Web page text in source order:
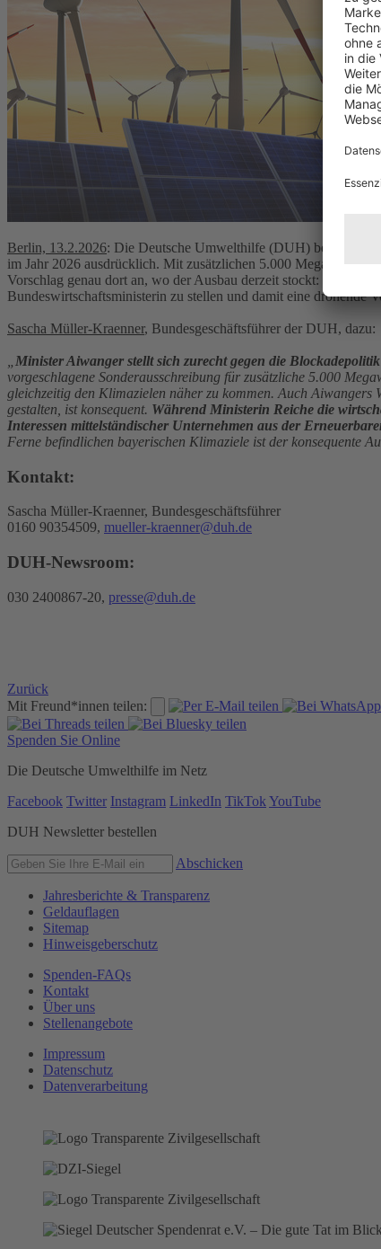
Berlin, 13.2.2026: Die Deutsche Umwelthilfe (DUH) begrüßt
im Jahr 2026 ausdrücklich. Mit zusätzlichen 5.000 Megawatt
Vorschlag genau dort an, wo der Ausbau derzeit stockt: bei der
Bundeswirtschaftsministerin zu stellen und damit eine drohende
Sascha Müller-Kraenner, Bundesgeschäftsführer der DUH, dazu:
Minister Aiwanger stellt sich zurecht gegen die
vorgeschlagene Sonderausschreibung für zusätzliche 5.000
gleichzeitig den Klimazielen näher zu kommen. Auch Aiwangers
gestalten, ist konsequent. Während Ministerin Reiche die
Interessen mittelständischer Unternehmen aus der
Ferne befindlichen bayerischen Klimaziele ist der konsequente
Kontakt:
Sascha Müller-Kraenner, Bundesgeschäftsführer
0160 90354509, mueller-kraenner@duh.de
DUH-Newsroom:
030 2400867-20, presse@duh.de
Zurück
Mit Freund*innen teilen:
Spenden Sie Online
Die Deutsche Umwelthilfe im Netz
Facebook Twitter Instagram LinkedIn TikTok YouTube
DUH Newsletter bestellen
Abschicken
Jahresberichte & Transparenz
Geldauflagen
Sitemap
Hinweisgeberschutz
Spenden-FAQs
Kontakt
Über uns
Stellenangebote
Impressum
Datenschutz
Datenverarbeitung